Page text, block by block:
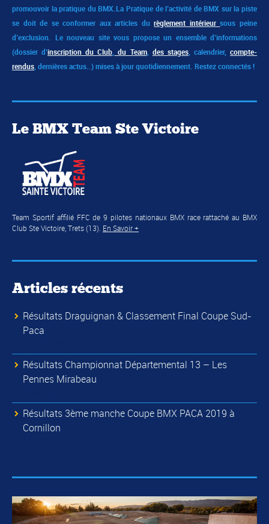
promouvoir la pratique du BMX.La Pratique de l’activité de BMX sur la piste
se doit de se conformer aux articles durèglement intérieursous peine
d’exclusion. Le nouveau site vous propose un ensemble d’informations
(dossier d’inscription du Club, du Team, des stages, calendrier,compte-
rendus, dernières actus..) mises à jour quotidiennement. Restez connectés !
Le BMX Team Ste Victoire
Team Sportif affilié FFC de 9 pilotes nationaux BMX race rattaché au BMX
Club Ste Victoire, Trets (13). En Savoir +
Articles récents
Résultats Draguignan & Classement Final Coupe Sud-
Paca
Résultats Championnat Départemental 13 – Les
Pennes Mirabeau
Résultats 3ème manche Coupe BMX PACA 2019 à
Cornillon